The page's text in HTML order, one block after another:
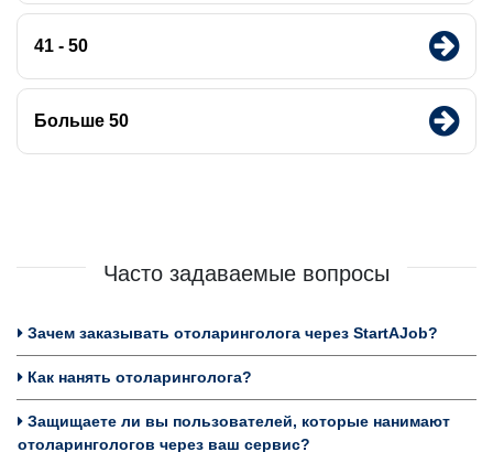
41 - 50
Больше 50
Часто задаваемые вопросы
Зачем заказывать отоларинголога через StartAJob?
Как нанять отоларинголога?
Защищаете ли вы пользователей, которые нанимают
отоларингологов через ваш сервис?